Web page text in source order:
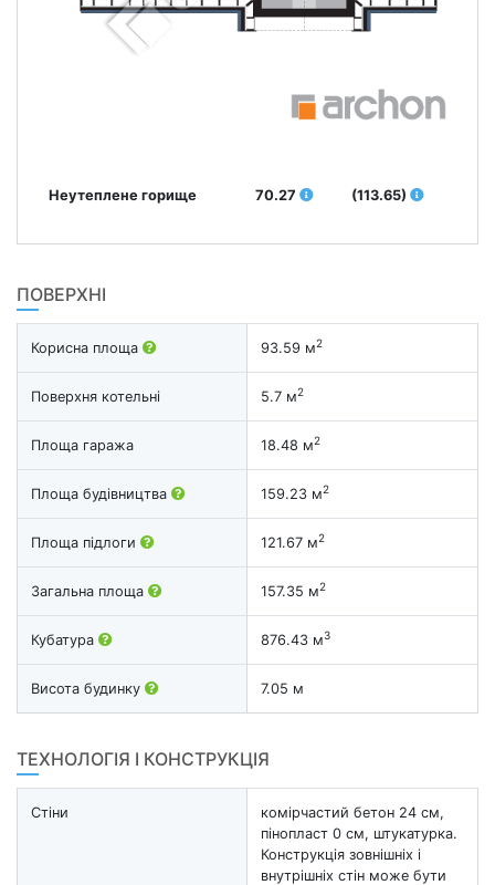
Неутеплене горище 70.27 (113.65)
ПОВЕРХНІ
Корисна площа 93.59 м2
Поверхня котельні 5.7 м2
Площа гаража 18.48 м2
Площа будівництва 159.23 м2
Площа підлоги 121.67 м2
Загальна площа 157.35 м2
Кубатура 876.43 м3
Висота будинку 7.05 м
ТЕХНОЛОГІЯ І КОНСТРУКЦІЯ
Стіни
комірчастий бетон 24 см,
пінопласт 0 см, штукатурка.
Конструкція зовнішніх і
внутрішніх стін може бути